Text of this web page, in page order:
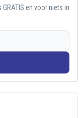
GRATIS en voor niets in